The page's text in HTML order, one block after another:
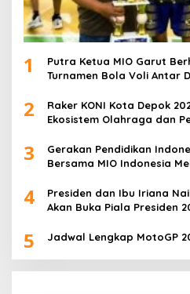
1
Putra Ketua MIO Garut
Turnamen Bola Voli Antar
2
Raker KONI Kota Depok
Ekosistem Olahraga dan
3
Gerakan Pendidikan
Bersama MIO Indonesia
4
Presiden dan Ibu Iriana
Akan Buka Piala Presiden
5 Jadwal Lengkap MotoGP